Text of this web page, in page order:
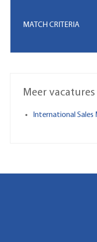
MATCH CRITERIA
Meer
International Sales